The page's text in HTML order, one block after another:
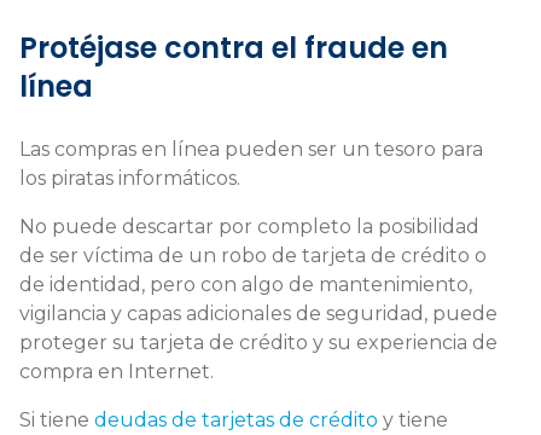
Protéjase contra el fraude en
línea
Las compras en línea pueden ser un tesoro para
los piratas informáticos.
No puede descartar por completo la posibilidad
de ser víctima de un robo de tarjeta de crédito o
de identidad, pero con algo de mantenimiento,
vigilancia y capas adicionales de seguridad, puede
proteger su tarjeta de crédito y su experiencia de
compra en Internet.
Si tiene deudas de tarjetas de crédito y tiene